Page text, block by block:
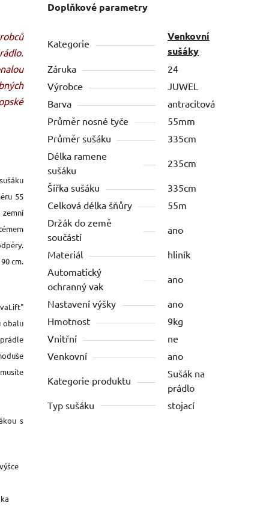
55
.
cm.
obalu
s
Doplňkové parametry
Kategorie
Venkovní
sušáky
Záruka
24
Výrobce
JUWEL
Barva
antracitová
Průměr nosné tyče
55mm
Průměr sušáku
335cm
Délka ramene
sušáku
235cm
Šířka sušáku
335cm
Celková délka šňůry
55m
Držák do země
součástí
ano
Materiál
hliník
Automatický
ochranný vak
ano
Nastavení výšky
ano
Hmotnost
9kg
Vnitřní
ne
Venkovní
ano
Kategorie produktu
Sušák na
prádlo
Typ sušáku
stojací